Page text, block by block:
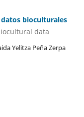
datos bioculturales
data
Yelitza Peña Zerpa